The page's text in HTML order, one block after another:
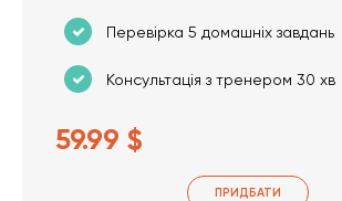
Перевірка 5 домашніх завдань
Консультація з тренером 30 хв
59.99 $
ПРИДБАТИ